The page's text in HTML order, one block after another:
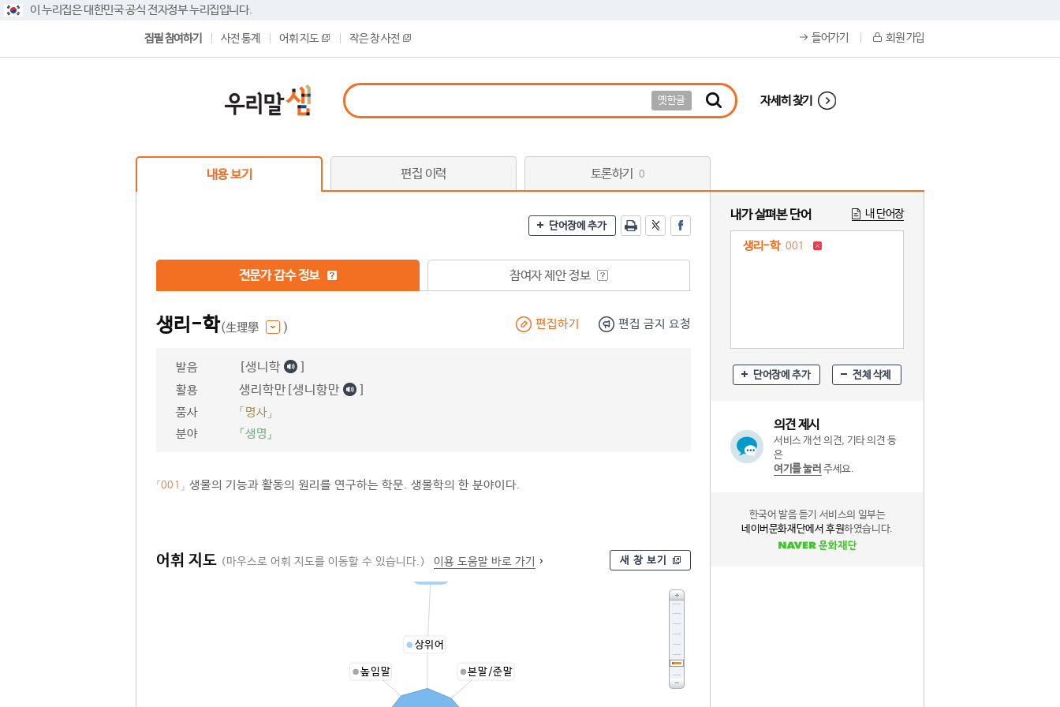
이 누리집은 대한민국 공식 전자정부 누리집입니다.
집필 참여하기 사전 통계 어휘 지도 작은 창 사전 들어가기 회원 가입
옛한글 자세히 찾기
내용 보기 편집 이력 토론하기 0
단어장에 추가
전문가 감수 정보 참여자 제안 정보
생리-학(生理學 ) 편집하기 편집 금지 요청
발음 [생니학 ]
활용 생리학만[생니항만 ]
품사
「명사」
분야
『생명』
「001」 생물의 기능과 활동의 원리를 연구하는 학문. 생물학의 한 분야이다.
어휘 지도 (마우스로 어휘 지도를 이동할 수 있습니다.) 이용 도움말 바로 가기 새 창 보기
상위어
본말/준말
높임말
내가 살펴본 단어 내 단어장
생리-학 001
단어장에 추가 전체 삭제
의견 제시
서비스 개선 의견, 기타 의견 등
은
여기를 눌러 주세요.
한국어 발음 듣기 서비스의 일부는
네이버문화재단에서 후원하였습니다.